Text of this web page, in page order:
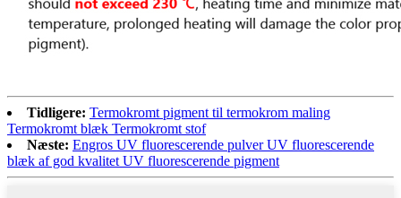
Tidligere: Termokromt pigment til termokrom maling
Termokromt blæk Termokromt stof
Næste: Engros UV fluorescerende pulver UV fluorescerende
blæk af god kvalitet UV fluorescerende pigment